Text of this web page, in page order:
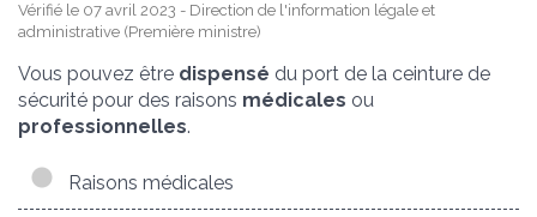
Vérifié le 07 avril 2023 - Direction de l'information légale et
administrative (Première ministre)
Vous pouvez être dispensé du port de la ceinture de
sécurité pour des raisons médicales ou
professionnelles.
Raisons médicales